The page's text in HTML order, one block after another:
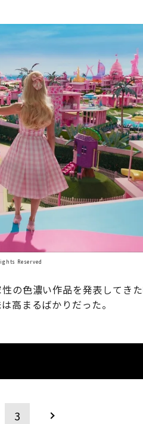
Reserved
の色濃い作品を発表してき
高まるばかりだった。
3